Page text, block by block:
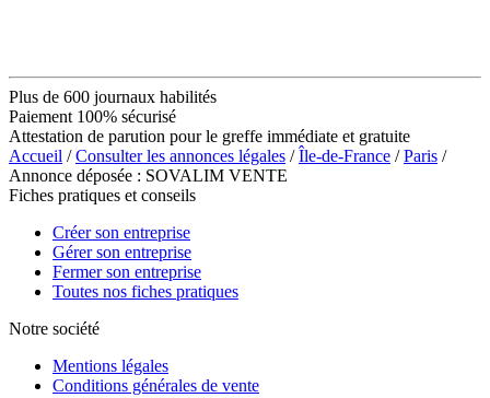
Plus de 600 journaux habilités
Paiement 100% sécurisé
Attestation de parution pour le greffe immédiate et gratuite
Accueil /Consulter les annonces légales /Île-de-France /Paris /
Annonce déposée : SOVALIM VENTE
Fiches pratiques et conseils
Créer son entreprise
Gérer son entreprise
Fermer son entreprise
Toutes nos fiches pratiques
Notre société
Mentions légales
Conditions générales de vente